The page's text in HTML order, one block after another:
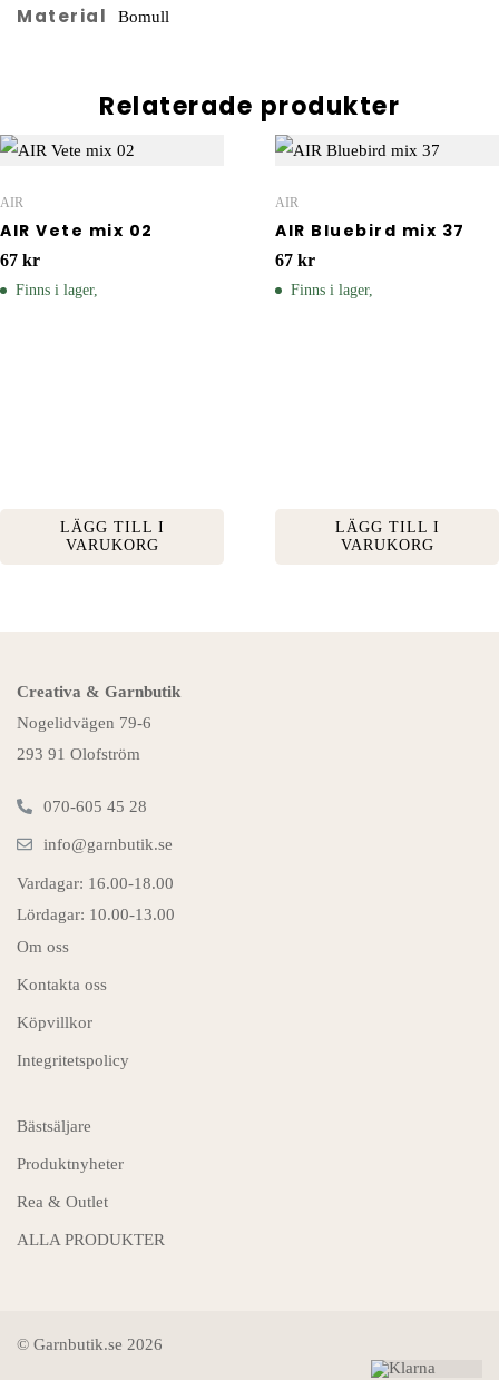
Material Bomull
Relaterade produkter
AIR
AIR Vete mix 02
67 kr
Finns i lager,
LÄGG TILL I
VARUKORG
AIR
AIR Bluebird mix 37
67 kr
Finns i lager,
LÄGG TILL I
VARUKORG
Creativa & Garnbutik
Nogelidvägen 79-6
293 91 Olofström
070-605 45 28
info@garnbutik.se
Vardagar: 16.00-18.00
Lördagar: 10.00-13.00
Om oss
Kontakta oss
Köpvillkor
Integritetspolicy
Bästsäljare
Produktnyheter
Rea & Outlet
ALLA PRODUKTER
© Garnbutik.se 2026